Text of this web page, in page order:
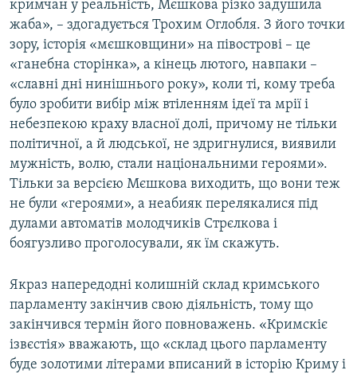
кримчан у реальність, Мєшкова різко задушила
жаба», – здогадується Трохим Оглобля. З його точки
зору, історія «мєшковщини» на півострові – це
«ганебна сторінка», а кінець лютого, навпаки –
«славні дні нинішнього року», коли ті, кому треба
було зробити вибір між втіленням ідеї та мрії і
небезпекою краху власної долі, причому не тільки
політичної, а й людської, не здригнулися, виявили
мужність, волю, стали національними героями».
Тільки за версією Мєшкова виходить, що вони теж
не були «героями», а неабияк перелякалися під
дулами автоматів молодчиків Стрєлкова і
боягузливо проголосували, як їм скажуть.
Якраз напередодні колишній склад кримського
парламенту закінчив свою діяльність, тому що
закінчився термін його повноважень. «Кримскіє
ізвєстія» вважають, що «склад цього парламенту
буде золотими літерами вписаний в історію Криму і